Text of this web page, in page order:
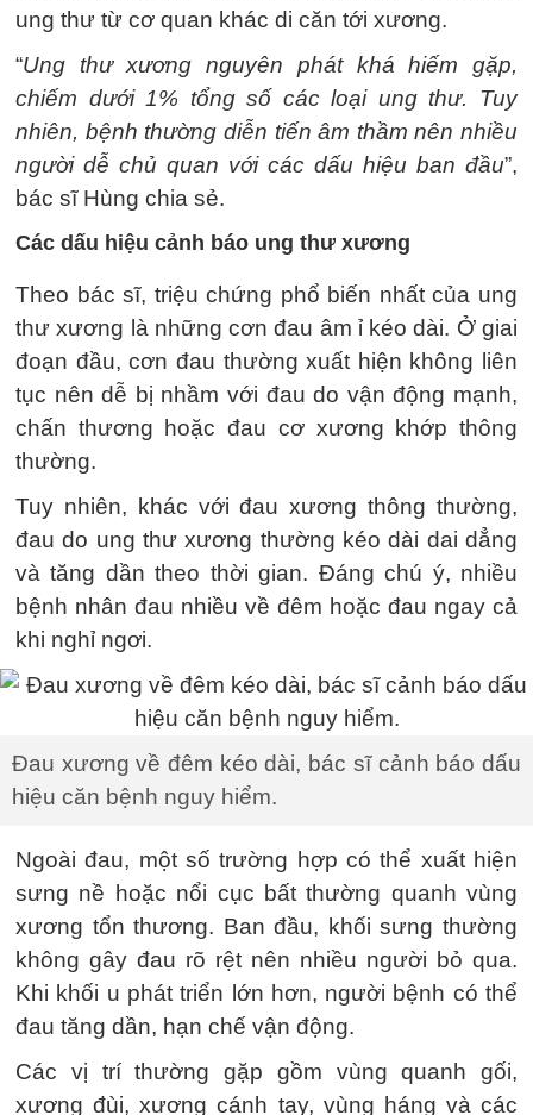
ung thư từ cơ quan khác di căn tới xương.
“Ung thư xương nguyên phát khá hiếm gặp,
chiếm dưới 1% tổng số các loại ung thư. Tuy
nhiên, bệnh thường diễn tiến âm thầm nên nhiều
người dễ chủ quan với các dấu hiệu ban đầu”,
bác sĩ Hùng chia sẻ.
Các dấu hiệu cảnh báo ung thư xương
Theo bác sĩ, triệu chứng phổ biến nhất của ung
thư xương là những cơn đau âm ỉ kéo dài. Ở giai
đoạn đầu, cơn đau thường xuất hiện không liên
tục nên dễ bị nhầm với đau do vận động mạnh,
chấn thương hoặc đau cơ xương khớp thông
thường.
Tuy nhiên, khác với đau xương thông thường,
đau do ung thư xương thường kéo dài dai dẳng
và tăng dần theo thời gian. Đáng chú ý, nhiều
bệnh nhân đau nhiều về đêm hoặc đau ngay cả
khi nghỉ ngơi.
Đau xương về đêm kéo dài, bác sĩ cảnh báo dấu
hiệu căn bệnh nguy hiểm.
Ngoài đau, một số trường hợp có thể xuất hiện
sưng nề hoặc nổi cục bất thường quanh vùng
xương tổn thương. Ban đầu, khối sưng thường
không gây đau rõ rệt nên nhiều người bỏ qua.
Khi khối u phát triển lớn hơn, người bệnh có thể
đau tăng dần, hạn chế vận động.
Các vị trí thường gặp gồm vùng quanh gối,
xương đùi, xương cánh tay, vùng háng và các